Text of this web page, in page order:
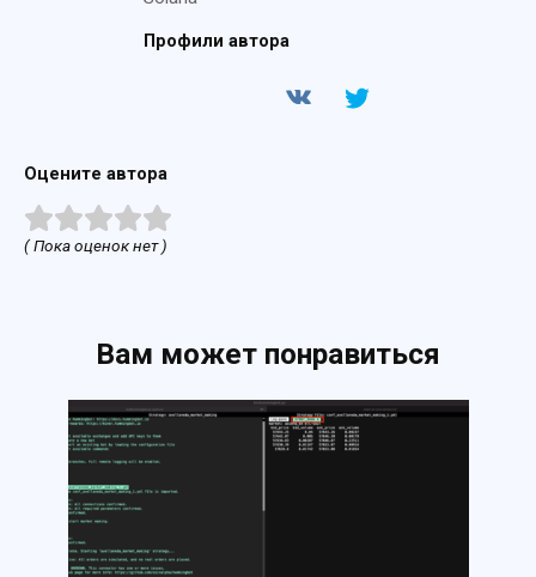
Профили автора
Оцените автора
( Пока оценок нет )
Вам может понравиться